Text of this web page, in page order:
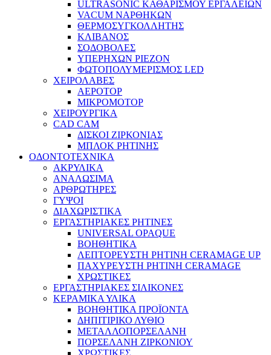
ULTRASONIC ΚΑΘΑΡΙΣΜΟΥ ΕΡΓΑΛΕΙΩΝ
VACUM ΝΑΡΘΗΚΩΝ
ΘΕΡΜΟΣΥΓΚΟΛΛΗΤΗΣ
ΚΛΙΒΑΝΟΣ
ΣΟΔΟΒΟΛΕΣ
ΥΠΕΡΗΧΩΝ PIEZON
ΦΩΤΟΠΟΛΥΜΕΡΙΣΜΟΣ LED
ΧΕΙΡΟΛΑΒΕΣ
ΑΕΡΟΤΟΡ
ΜΙΚΡΟΜΟΤΟΡ
ΧΕΙΡΟΥΡΓΙΚΑ
CAD CAM
ΔΙΣΚΟΙ ΖΙΡΚΟΝΙΑΣ
ΜΠΛΟΚ ΡΗΤΙΝΗΣ
ΟΔΟΝΤΟΤΕΧΝΙΚΑ
ΑΚΡΥΛΙΚΑ
ΑΝΑΛΩΣΙΜΑ
ΑΡΘΡΩΤΗΡΕΣ
ΓΥΨΟΙ
ΔΙΑΧΩΡΙΣΤΙΚΑ
ΕΡΓΑΣΤΗΡΙΑΚΕΣ ΡΗΤΙΝΕΣ
UNIVERSAL OPAQUE
ΒΟΗΘΗΤΙΚΑ
ΛΕΠΤΟΡΕΥΣΤΗ ΡΗΤΙΝΗ CERAMAGE UP
ΠΑΧΥΡΕΥΣΤΗ ΡΗΤΙΝΗ CERAMAGE
ΧΡΩΣΤΙΚΕΣ
ΕΡΓΑΣΤΗΡΙΑΚΕΣ ΣΙΛΙΚΟΝΕΣ
ΚΕΡΑΜΙΚΑ ΥΛΙΚΑ
ΒΟΗΘΗΤΙΚΑ ΠΡΟΪΟΝΤΑ
ΔΗΠΙΤΙΡΙΚΟ ΛΥΘΙΟ
ΜΕΤΑΛΛΟΠΟΡΣΕΛΑΝΗ
ΠΟΡΣΕΛΑΝΗ ΖΙΡΚΟΝΙΟΥ
ΧΡΩΣΤΙΚΕΣ